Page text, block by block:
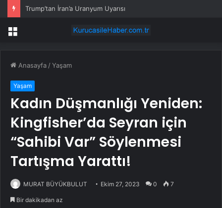
Gutul’dan Siyasi Zulmü Kayıtlara Geçiren Mektuplar
Menü
Anasayfa /Yaşam
Yaşam
Kadın Düşmanlığı Yeniden:
Kingfisher’da Seyran için
“Sahibi Var” Söylenmesi
Tartışma Yarattı!
MURAT BÜYÜKBULUT Ekim 27, 2023 0 7
Bir dakikadan az